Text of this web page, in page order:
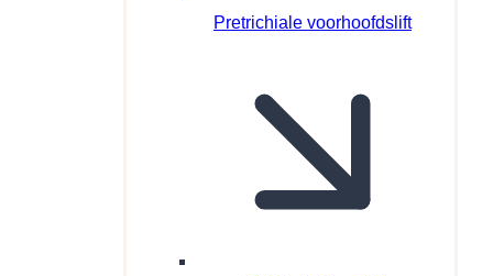
Pretrichiale voorhoofdslift